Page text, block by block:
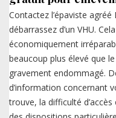
Contactez l’épaviste
débarrassez d’un VHU.
économiquement
beaucoup plus élevé que
gravement endommagé.
d’information concernant
trouve, la difficulté